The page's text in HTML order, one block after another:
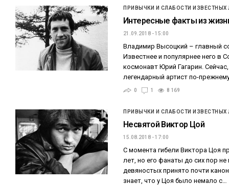
ПРИВЫЧКИ И СЛАБОСТИ
Интересные факты из
21.09.2018 - 15:00
Владимир Высоцкий – главный
Известнее и популярнее него в
космонавт Юрий Гагарин.
легендарный артист по-
0 1 8 169
ПРИВЫЧКИ И СЛАБОСТИ
Несвятой Виктор Цой
15.08.2018 - 17:00
С момента гибели Виктора Цоя
лет, но его фанаты до сих пор
девяностых принято почти
знает, что у Цоя было немало с…